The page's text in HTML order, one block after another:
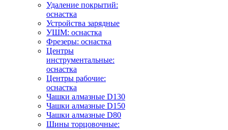
Удаление покрытий:
оснастка
Устройства зарядные
УШМ: оснастка
Фрезеры: оснастка
Центры
инструментальные:
оснастка
Центры рабочие:
оснастка
Чашки алмазные D130
Чашки алмазные D150
Чашки алмазные D80
Шины торцовочные: